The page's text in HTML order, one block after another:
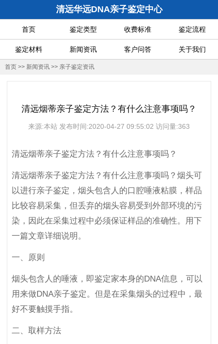
清远华远DNA亲子鉴定中心
首页 鉴定类型 收费标准 鉴定流程
鉴定材料 新闻资讯 客户问答 关于我们
首页 >> 新闻资讯 >> 亲子鉴定资讯
清远烟蒂亲子鉴定方法？有什么注意事项吗？
来源:本站 发布时间:2020-04-27 09:55:02 访问量:363
清远烟蒂亲子鉴定方法？有什么注意事项吗？
清远烟蒂亲子鉴定方法？有什么注意事项吗？烟头可
以进行亲子鉴定，烟头包含人的口腔唾液粘膜，样品
比较容易采集，但丢弃的烟头容易受到外部环境的污
染，因此在采集过程中必须保证样品的准确性。用下
一篇文章详细说明。
一、原则
烟头包含人的唾液，即鉴定家本身的DNA信息，可以
用来做DNA亲子鉴定。但是在采集烟头的过程中，最
好不要触摸手指。
二、取样方法